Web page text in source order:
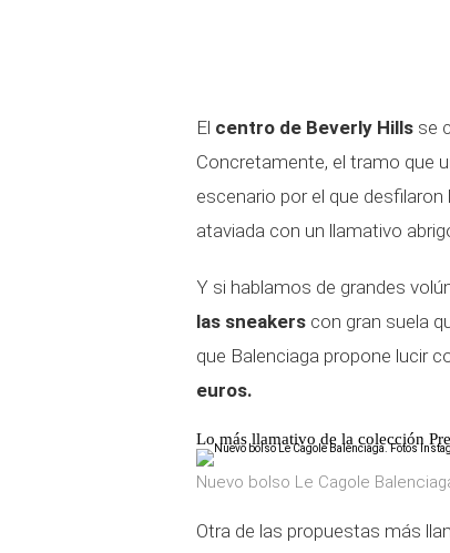
El centro de Beverly Hills se
Concretamente, el tramo que
escenario por el que
ataviada con un llamativo
Y si hablamos de grandes
las sneakers con gran suela
que Balenciaga propone lucir
euros.
Lo más llamativo de la colección
Nuevo bolso Le Cagole
Otra de las propuestas más